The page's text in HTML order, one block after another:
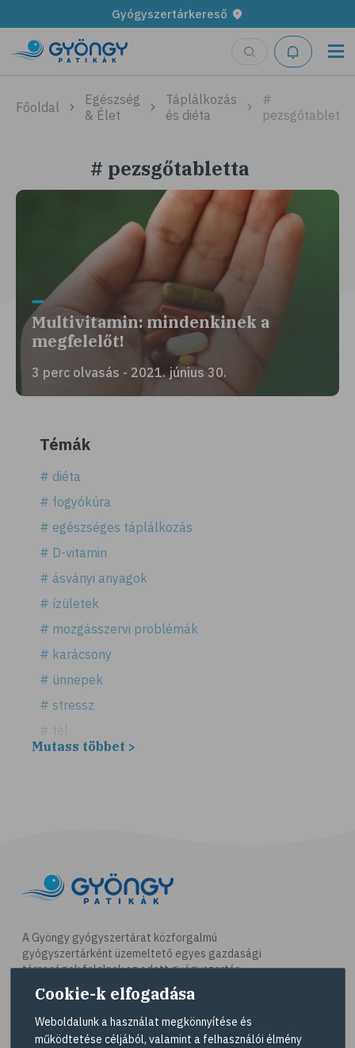
Gyógyszertárkereső
Főoldal
Egészség
& Élet
Táplálkozás
és diéta
#
pezsgőtabletta
# pezsgőtabletta
Multivitamin: mindenkinek a
megfelelőt!
3 perc olvasás - 2021. június 30.
Témák
# diéta
# fogyókúra
# egészséges táplálkozás
# D-vitamin
# ásványi anyagok
# ízületek
# mozgásszervi problémák
# karácsony
# ünnepek
# stressz
# tél
# fűszerek
# gyömbér
# kurkuma
# szerecsendió
# gyógynövények
# magas vérnyomás
# szív- és érrendszer
Mutass többet >
A Gyöngy gyógyszertárat közforgalmú
gyógyszertárként üzemeltető egyes gazdasági
társaságok felelnek az adott gyógyszertár
működésért. A Gyöngy gyógyszertárak listáját és
elérhetőségeit a Gyógyszertár kereső
tekintheti meg.
Cookie-k elfogadása
Weboldalunk a használat megkönnyítése és
működtetése céljából, valamint a felhasználói élmény